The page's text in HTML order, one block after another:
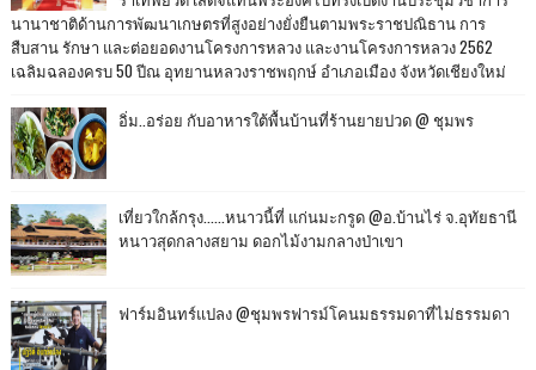
นานาชาติด้านการพัฒนาเกษตรที่สูงอย่างยั่งยืนตามพระราชปณิธาน การ
สืบสาน รักษา และต่อยอดงานโครงการหลวง และงานโครงการหลวง 2562
เฉลิมฉลองครบ 50 ปีณ อุทยานหลวงราชพฤกษ์ อำเภอเมือง จังหวัดเชียงใหม่
อิ่ม..อร่อย กับอาหารใต้พื้นบ้านที่ร้านยายปวด @ ชุมพร
เที่ยวใกล้กรุง......หนาวนี้ที่ แก่นมะกรูด @อ.บ้านไร่ จ.อุทัยธานี
หนาวสุดกลางสยาม ดอกไม้งามกลางป่าเขา
ฟาร์มอินทร์แปลง @ชุมพรฟารม์โคนมธรรมดาที่ไม่ธรรมดา